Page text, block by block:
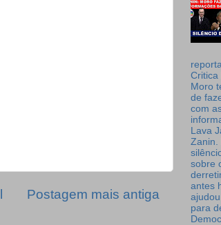
Postagem mais antiga
Critica
Moro
de
com
Lava
Zanin.
sobre
antes
para